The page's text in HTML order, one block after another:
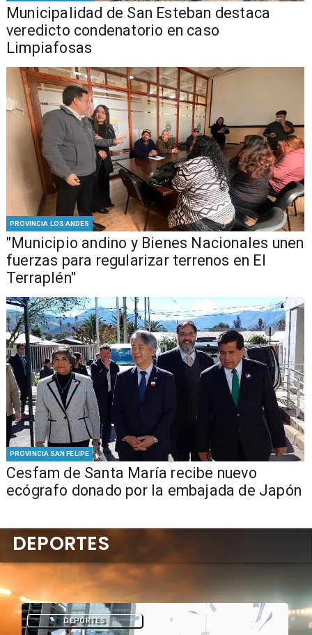
Municipalidad de San Esteban destaca
veredicto condenatorio en caso
Limpiafosas
PROVINCIA LOS ANDES
"Municipio andino y Bienes Nacionales unen
fuerzas para regularizar terrenos en El
Terraplén"
PROVINCIA SAN FELIPE
Cesfam de Santa María recibe nuevo
ecógrafo donado por la embajada de Japón
DEPORTES
DEPORTES